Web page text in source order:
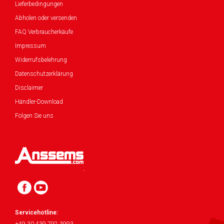
Lieferbedingungen
Abholen oder versenden
FAQ Verbraucherkäufe
Impressum
Widerrufsbelehrung
Datenschutzerklärung
Disclaimer
Händler-Download
Folgen Sie uns
Servicehotline: